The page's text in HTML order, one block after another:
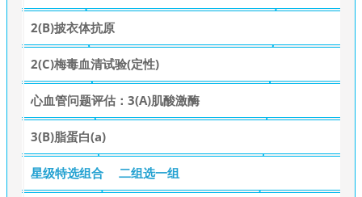
2(B)披衣体抗原
2(C)梅毒血清试验(定性)
心血管问题评估：3(A)肌酸激酶
3(B)脂蛋白(a)
星级特选组合 二组选一组